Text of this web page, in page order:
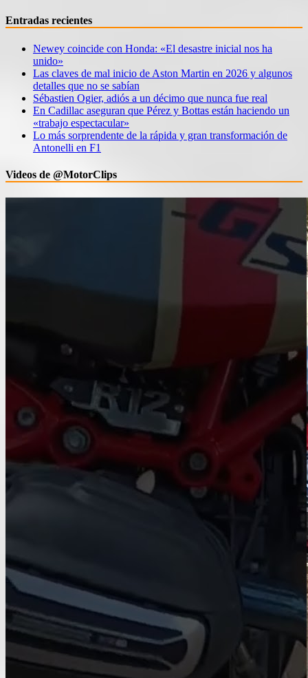
Entradas recientes
Newey coincide con Honda: «El desastre inicial nos ha
unido»
Las claves de mal inicio de Aston Martin en 2026 y algunos
detalles que no se sabían
Sébastien Ogier, adiós a un décimo que nunca fue real
En Cadillac aseguran que Pérez y Bottas están haciendo un
«trabajo espectacular»
Lo más sorprendente de la rápida y gran transformación de
Antonelli en F1
Videos de @MotorClips